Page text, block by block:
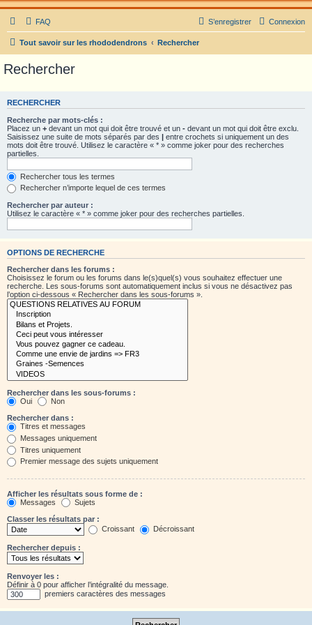
FAQ Connexion
S’enregistrer
Tout savoir sur les rhododendrons Rechercher
Rechercher
RECHERCHER
Recherche par mots-clés :
Placez un + devant un mot qui doit être trouvé et un - devant un mot qui doit être exclu.
Saisissez une suite de mots séparés par des | entre crochets si uniquement un des
mots doit être trouvé. Utilisez le caractère « * » comme joker pour des recherches
partielles.
Rechercher tous les termes
Rechercher n’importe lequel de ces termes
Rechercher par auteur :
Utilisez le caractère « * » comme joker pour des recherches partielles.
OPTIONS DE RECHERCHE
Rechercher dans les forums :
Choisissez le forum ou les forums dans le(s)quel(s) vous souhaitez effectuer une
recherche. Les sous-forums sont automatiquement inclus si vous ne désactivez pas
l’option ci-dessous « Rechercher dans les sous-forums ».
Rechercher dans les sous-forums :
Oui
Non
Rechercher dans :
Titres et messages
Messages uniquement
Titres uniquement
Premier message des sujets uniquement
Afficher les résultats sous forme de :
Messages
Sujets
Classer les résultats par :
Croissant
Décroissant
Rechercher depuis :
Renvoyer les :
Définir à 0 pour afficher l’intégralité du message.
premiers caractères des messages